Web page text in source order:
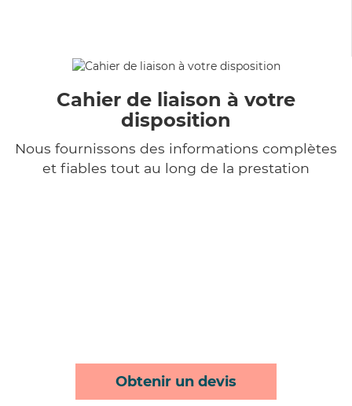
Cahier de liaison à votre
disposition
Nous fournissons des informations complètes
et fiables tout au long de la prestation
Obtenir un devis